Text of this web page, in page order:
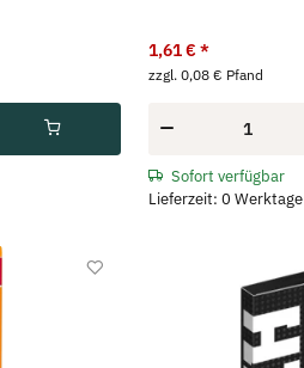
1,61 € *
zzgl. 0,08 € Pfand
Sofort verfügbar
Lieferzeit: 0 Werktage